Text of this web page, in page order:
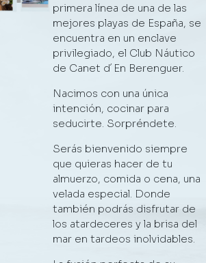
primera línea de una de las
mejores playas de España, se
encuentra en un enclave
privilegiado, el Club Náutico
de Canet d´En Berenguer.
Nacimos con una única
intención, cocinar para
seducirte. Sorpréndete.
Serás bienvenido siempre
que quieras hacer de tu
almuerzo, comida o cena, una
velada especial. Donde
también podrás disfrutar de
los atardeceres y la brisa del
mar en tardeos inolvidables.